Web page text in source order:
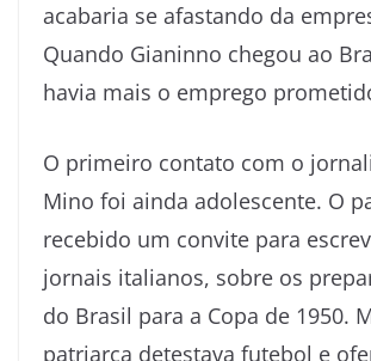
acabaria se afastando da
Quando Gianinno chegou ao
havia mais o emprego
O primeiro contato com o
Mino foi ainda adolescente. O
recebido um convite para
jornais italianos, sobre os
do Brasil para a Copa de 1950.
patriarca detestava futebol e